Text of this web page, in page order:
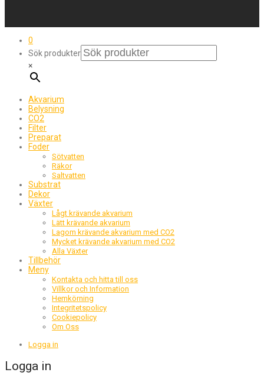
0
Sök produkter
×
Akvarium
Belysning
CO2
Filter
Preparat
Foder
Sötvatten
Räkor
Saltvatten
Substrat
Dekor
Växter
Lågt krävande akvarium
Lätt krävande akvarium
Lagom krävande akvarium med CO2
Mycket krävande akvarium med CO2
Alla Växter
Tillbehör
Meny
Kontakta och hitta till oss
Villkor och Information
Hemkörning
Integritetspolicy
Cookiepolicy
Om Oss
Logga in
Logga in